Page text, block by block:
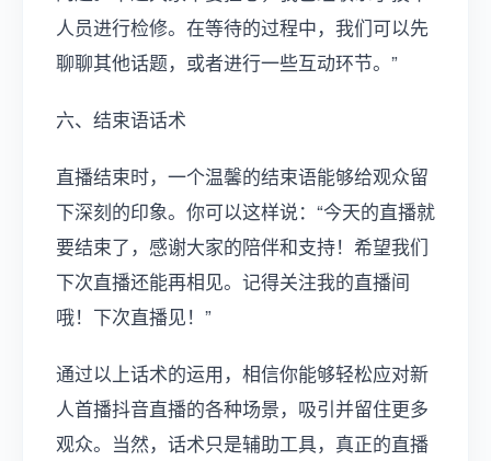
人员进行检修。在等待的过程中，我们可以先
聊聊其他话题，或者进行一些互动环节。”
六、结束语话术
直播结束时，一个温馨的结束语能够给观众留
下深刻的印象。你可以这样说：“今天的直播就
要结束了，感谢大家的陪伴和支持！希望我们
下次直播还能再相见。记得关注我的直播间
哦！下次直播见！”
通过以上话术的运用，相信你能够轻松应对新
人首播抖音直播的各种场景，吸引并留住更多
观众。当然，话术只是辅助工具，真正的直播